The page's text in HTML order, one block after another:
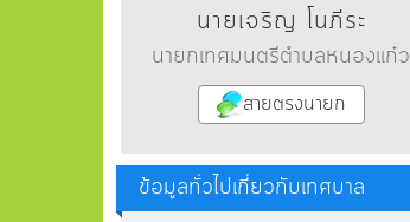
นายเจริญ โนภีระ
นายกเทศมนตรีตำบลหนองแก๋ว
สายตรงนายก
ข้อมูลทั่วไปเกี่ยวกับเทศบาล